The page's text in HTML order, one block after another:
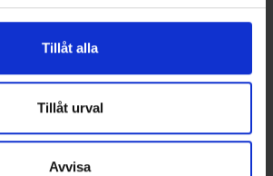
Tillåt alla
Tillåt urval
Avvisa